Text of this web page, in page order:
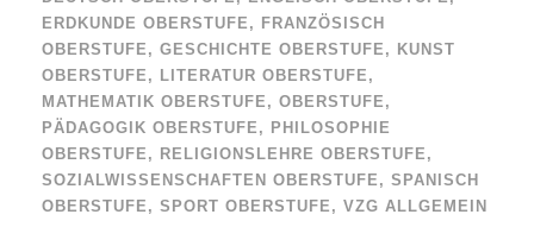
ERDKUNDE OBERSTUFE , FRANZÖSISCH
OBERSTUFE , GESCHICHTE OBERSTUFE , KUNST
OBERSTUFE , LITERATUR OBERSTUFE ,
MATHEMATIK OBERSTUFE , OBERSTUFE ,
PÄDAGOGIK OBERSTUFE , PHILOSOPHIE
OBERSTUFE , RELIGIONSLEHRE OBERSTUFE ,
SOZIALWISSENSCHAFTEN OBERSTUFE , SPANISCH
OBERSTUFE , SPORT OBERSTUFE , VZG ALLGEMEIN